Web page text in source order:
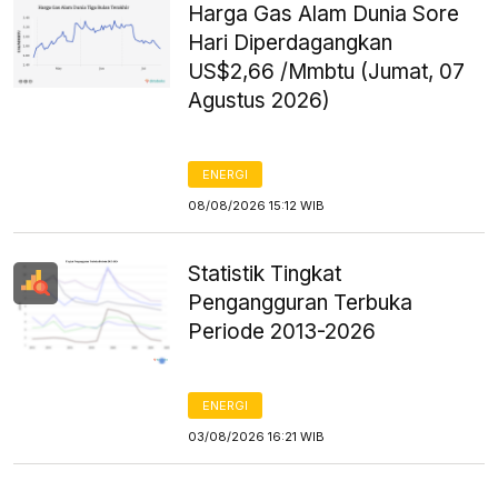
Harga Gas Alam Dunia Sore
Hari Diperdagangkan
US$2,66 /Mmbtu (Jumat, 07
Agustus 2026)
ENERGI
08/08/2026 15:12 WIB
Statistik Tingkat
Pengangguran Terbuka
Periode 2013-2026
ENERGI
03/08/2026 16:21 WIB